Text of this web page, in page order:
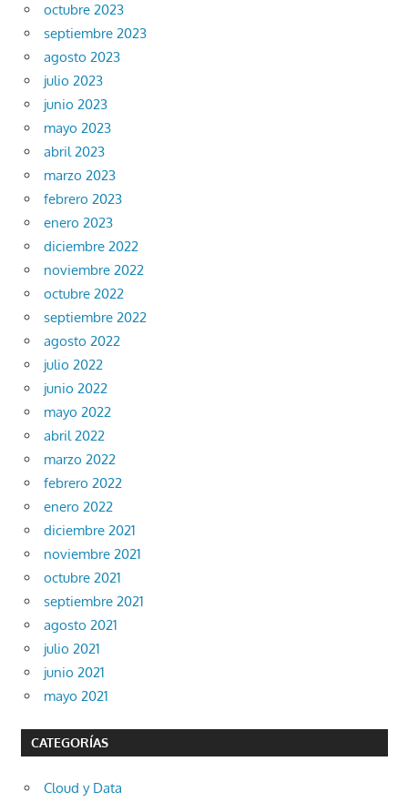
octubre 2023
septiembre 2023
agosto 2023
julio 2023
junio 2023
mayo 2023
abril 2023
marzo 2023
febrero 2023
enero 2023
diciembre 2022
noviembre 2022
octubre 2022
septiembre 2022
agosto 2022
julio 2022
junio 2022
mayo 2022
abril 2022
marzo 2022
febrero 2022
enero 2022
diciembre 2021
noviembre 2021
octubre 2021
septiembre 2021
agosto 2021
julio 2021
junio 2021
mayo 2021
CATEGORÍAS
Cloud y Data